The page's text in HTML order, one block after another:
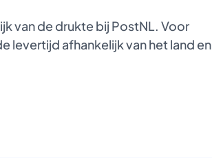
van de drukte bij PostNL. Voor
levertijd afhankelijk van het land en